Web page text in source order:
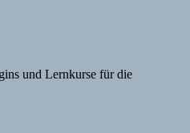
und Lernkurse für die